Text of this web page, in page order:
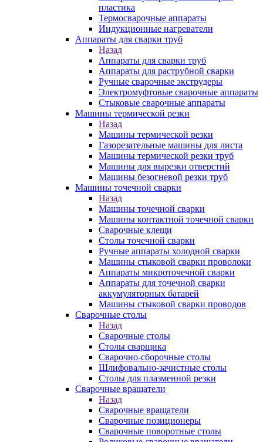
пластика
Термосварочные аппараты
Индукционные нагреватели
Аппараты для сварки труб
Назад
Аппараты для сварки труб
Аппараты для раструбной сварки
Ручные сварочные экструдеры
Электромуфтовые сварочные аппараты
Стыковые сварочные аппараты
Машины термической резки
Назад
Машины термической резки
Газорезательные машины для листа
Машины термической резки труб
Машины для вырезки отверстий
Машины безогневой резки труб
Машины точечной сварки
Назад
Машины точечной сварки
Машины контактной точечной сварки
Сварочные клещи
Столы точечной сварки
Ручные аппараты холодной сварки
Машины стыковой сварки проволоки
Аппараты микроточечной сварки
Аппараты для точечной сварки
аккумуляторных батарей
Машины стыковой сварки проводов
Сварочные столы
Назад
Сварочные столы
Столы сварщика
Сварочно-сборочные столы
Шлифовально-зачистные столы
Столы для плазменной резки
Сварочные вращатели
Назад
Сварочные вращатели
Сварочные позиционеры
Сварочные поворотные столы